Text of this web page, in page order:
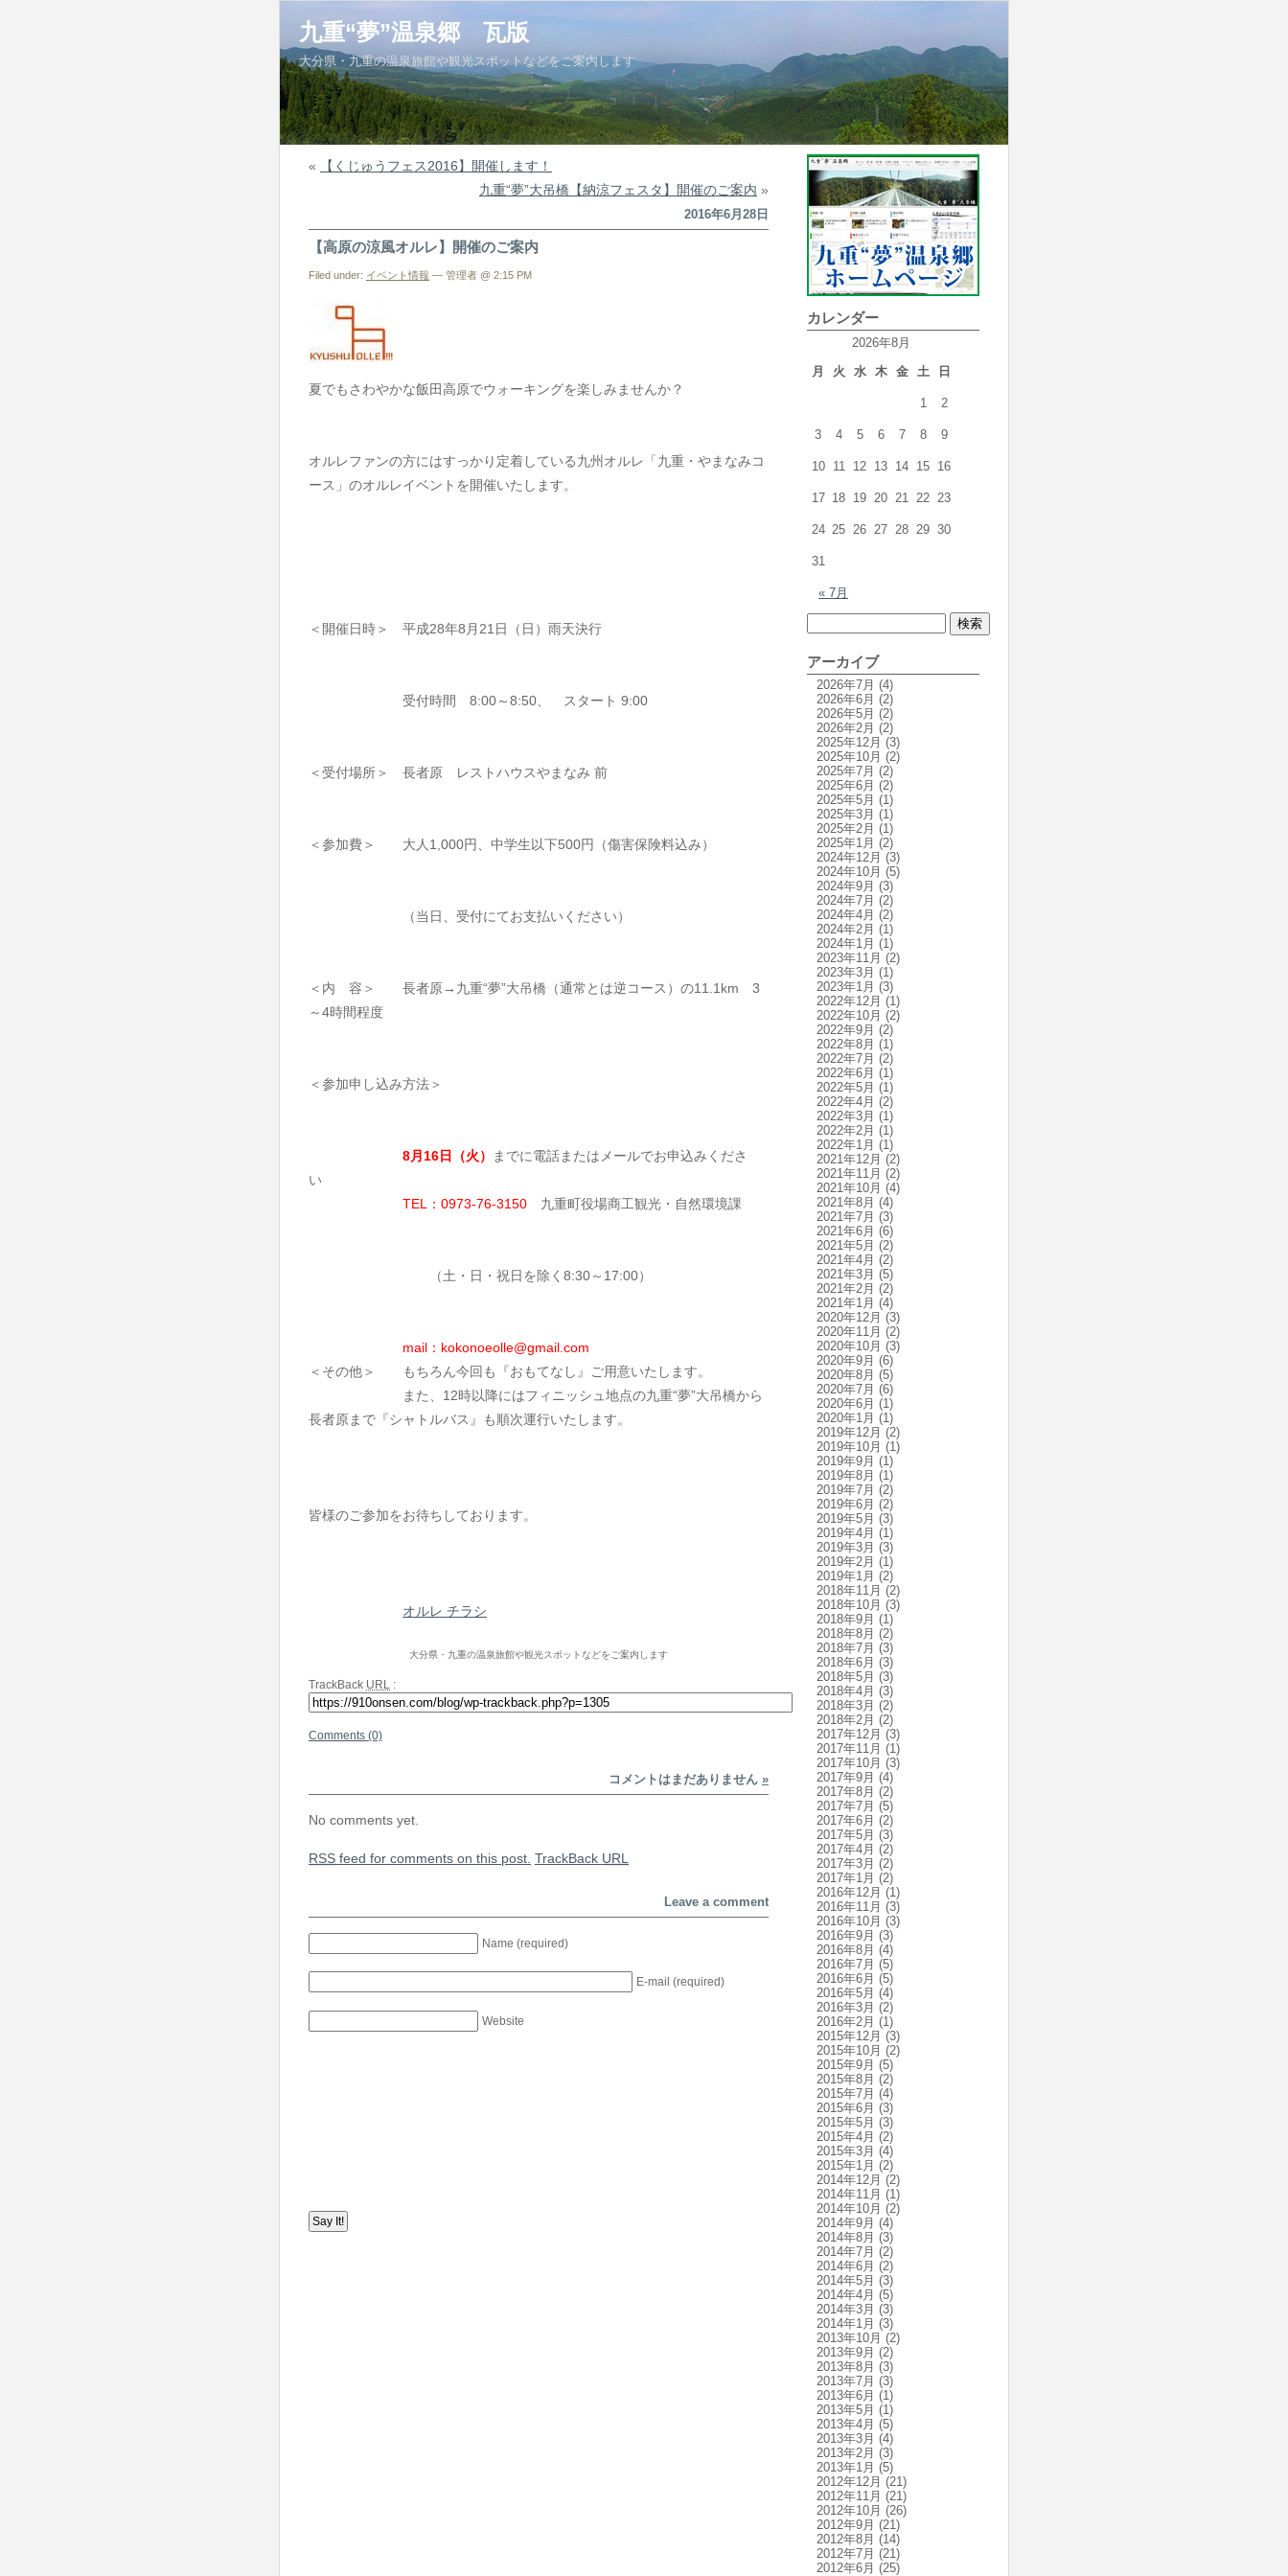
九重“夢”温泉郷 瓦版
大分県・九重の温泉旅館や観光スポットなどをご案内します
«
【くじゅうフェス2016】開催します！
九重“夢”大吊橋【納涼フェスタ】開催のご案内 »
2016年6月28日
【高原の涼風オルレ】開催のご案内
Filed under: イベント情報 — 管理者 @ 2:15 PM
夏でもさわやかな飯田高原でウォーキングを楽しみませんか？
オルレファンの方にはすっかり定着している九州オルレ「九重・やまなみコ
ース」のオルレイベントを開催いたします。
＜開催日時＞ 平成28年8月21日（日）雨天決行
受付時間 8:00～8:50、 スタート 9:00
＜受付場所＞ 長者原 レストハウスやまなみ 前
＜参加費＞ 大人1,000円、中学生以下500円（傷害保険料込み）
​ （当日、受付にてお支払いください）
＜内 容＞ 長者原→九重“夢”大吊橋（通常とは逆コース）の11.1km 3
～4時間程度
＜参加申し込み方法＞
8月16日（火）
​までに電話またはメールでお申込みくださ
い
TEL：0973-76-3150 九重町役場商工観光・自然環境課
（土・日・祝日を除く8:30～17:00）
mail：kokonoeolle@gmail.com
​＜その他＞ もちろん今回も『おもてなし』ご用意いたします。
また、12時以降にはフィニッシュ地点の九重“夢”大吊橋から
長者原まで『シャトルバス』も順次運行いたします。
皆様のご参加をお待ちしております。
オルレ チラシ
大分県・九重の温泉旅館や観光スポットなどをご案内します
TrackBack URL :
Comments (0)
コメントはまだありません »
No comments yet.
RSS feed for comments on this post. TrackBack URL
Leave a comment
Name (required)
E-mail (required)
Website
カレンダー
2026年8月
月
火 水 木 金 土 日
« 7月
1 2
3 4 5 6 7 8 9
10 11 12 13 14 15 16
17 18 19 20 21 22 23
24 25 26 27 28 29 30
31
アーカイブ
2026年7月 (4)
2026年6月 (2)
2026年5月 (2)
2026年2月 (2)
2025年12月 (3)
2025年10月 (2)
2025年7月 (2)
2025年6月 (2)
2025年5月 (1)
2025年3月 (1)
2025年2月 (1)
2025年1月 (2)
2024年12月 (3)
2024年10月 (5)
2024年9月 (3)
2024年7月 (2)
2024年4月 (2)
2024年2月 (1)
2024年1月 (1)
2023年11月 (2)
2023年3月 (1)
2023年1月 (3)
2022年12月 (1)
2022年10月 (2)
2022年9月 (2)
2022年8月 (1)
2022年7月 (2)
2022年6月 (1)
2022年5月 (1)
2022年4月 (2)
2022年3月 (1)
2022年2月 (1)
2022年1月 (1)
2021年12月 (2)
2021年11月 (2)
2021年10月 (4)
2021年8月 (4)
2021年7月 (3)
2021年6月 (6)
2021年5月 (2)
2021年4月 (2)
2021年3月 (5)
2021年2月 (2)
2021年1月 (4)
2020年12月 (3)
2020年11月 (2)
2020年10月 (3)
2020年9月 (6)
2020年8月 (5)
2020年7月 (6)
2020年6月 (1)
2020年1月 (1)
2019年12月 (2)
2019年10月 (1)
2019年9月 (1)
2019年8月 (1)
2019年7月 (2)
2019年6月 (2)
2019年5月 (3)
2019年4月 (1)
2019年3月 (3)
2019年2月 (1)
2019年1月 (2)
2018年11月 (2)
2018年10月 (3)
2018年9月 (1)
2018年8月 (2)
2018年7月 (3)
2018年6月 (3)
2018年5月 (3)
2018年4月 (3)
2018年3月 (2)
2018年2月 (2)
2017年12月 (3)
2017年11月 (1)
2017年10月 (3)
2017年9月 (4)
2017年8月 (2)
2017年7月 (5)
2017年6月 (2)
2017年5月 (3)
2017年4月 (2)
2017年3月 (2)
2017年1月 (2)
2016年12月 (1)
2016年11月 (3)
2016年10月 (3)
2016年9月 (3)
2016年8月 (4)
2016年7月 (5)
2016年6月 (5)
2016年5月 (4)
2016年3月 (2)
2016年2月 (1)
2015年12月 (3)
2015年10月 (2)
2015年9月 (5)
2015年8月 (2)
2015年7月 (4)
2015年6月 (3)
2015年5月 (3)
2015年4月 (2)
2015年3月 (4)
2015年1月 (2)
2014年12月 (2)
2014年11月 (1)
2014年10月 (2)
2014年9月 (4)
2014年8月 (3)
2014年7月 (2)
2014年6月 (2)
2014年5月 (3)
2014年4月 (5)
2014年3月 (3)
2014年1月 (3)
2013年10月 (2)
2013年9月 (2)
2013年8月 (3)
2013年7月 (3)
2013年6月 (1)
2013年5月 (1)
2013年4月 (5)
2013年3月 (4)
2013年2月 (3)
2013年1月 (5)
2012年12月 (21)
2012年11月 (21)
2012年10月 (26)
2012年9月 (21)
2012年8月 (14)
2012年7月 (21)
2012年6月 (25)